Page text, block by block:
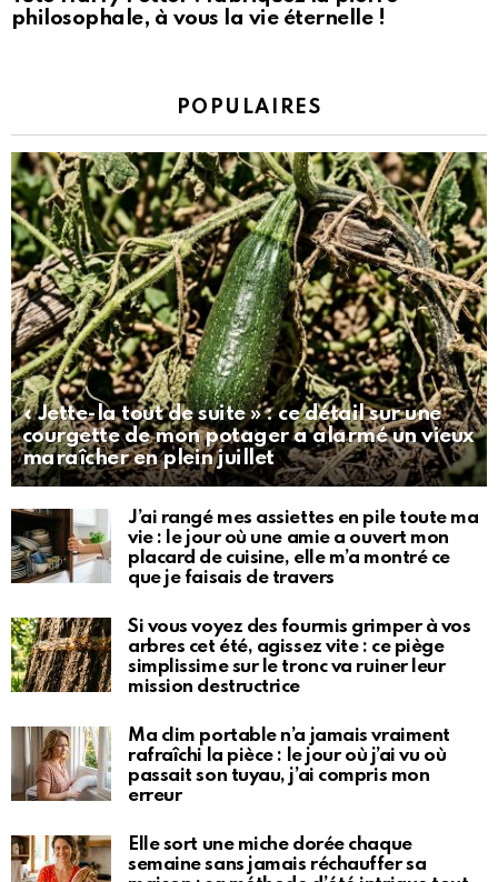
philosophale, à vous la vie éternelle !
POPULAIRES
« Jette-la tout de suite » : ce détail sur une
courgette de mon potager a alarmé un vieux
maraîcher en plein juillet
J’ai rangé mes assiettes en pile toute ma
vie : le jour où une amie a ouvert mon
placard de cuisine, elle m’a montré ce
que je faisais de travers
Si vous voyez des fourmis grimper à vos
arbres cet été, agissez vite : ce piège
simplissime sur le tronc va ruiner leur
mission destructrice
Ma clim portable n’a jamais vraiment
rafraîchi la pièce : le jour où j’ai vu où
passait son tuyau, j’ai compris mon
erreur
Elle sort une miche dorée chaque
semaine sans jamais réchauffer sa